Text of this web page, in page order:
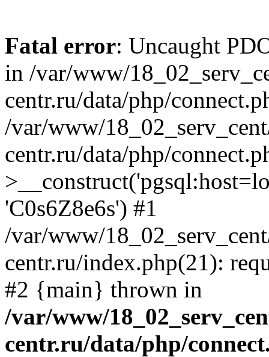
Fatal error: Uncaught
in /var/www/
centr.ru/data/php/
/var/www/
centr.ru/data/php/
'C0s6Z8e6s') #1
/var/www/
centr.ru/index.php(21):
#2 {main} thrown in
/var/www/
centr.ru/data/php/